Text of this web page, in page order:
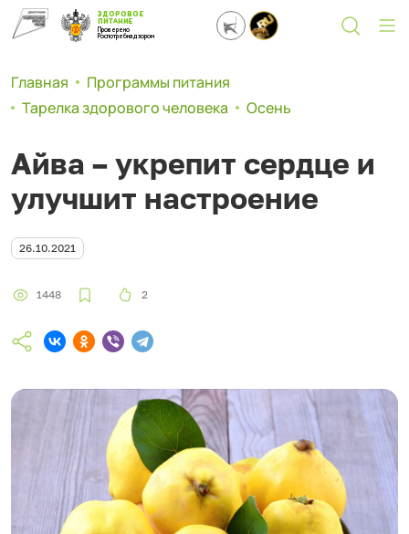
ЗДОРОВОЕ
ПИТАНИЕ
Проверено
Роспотребнадзором
Главная
Программы питания
Тарелка здорового человека
Осень
Айва – укрепит сердце и
улучшит настроение
26.10.2021
1448 2